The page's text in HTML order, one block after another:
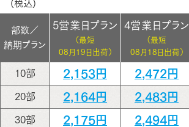
(税込)
部数／
納期プラン
5営業日プラン
（最短
08月19日出荷）
4営業日プラン
（最短
08月18日出荷）
10部 2,153円 2,472円
20部 2,164円 2,483円
30部 2,175円 2,494円